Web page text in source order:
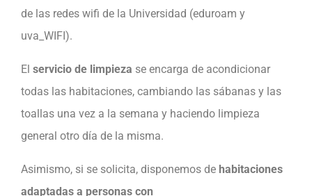
de las redes wifi de la Universidad (eduroam y
uva_WIFI).
El servicio de limpieza se encarga de acondicionar
todas las habitaciones, cambiando las sábanas y las
toallas una vez a la semana y haciendo limpieza
general otro día de la misma.
Asimismo, si se solicita, disponemos de habitaciones
adaptadas a personas con